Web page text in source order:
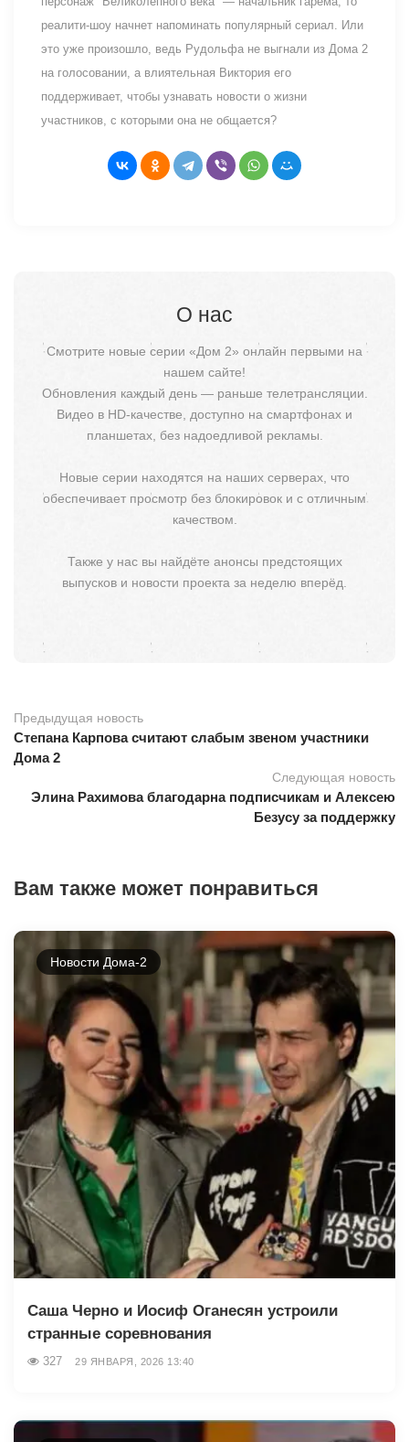
реалити-шоу начнет напоминать популярный сериал. Или
это уже произошло, ведь Рудольфа не выгнали из Дома 2
на голосовании, а влиятельная Виктория его
поддерживает, чтобы узнавать новости о жизни
участников, с которыми она не общается?
О нас
Смотрите новые серии «Дом 2» онлайн первыми на
нашем сайте!
Обновления каждый день — раньше телетрансляции.
Видео в HD-качестве, доступно на смартфонах и
планшетах, без надоедливой рекламы.
Новые серии находятся на наших серверах, что
обеспечивает просмотр без блокировок и с отличным
качеством.
Также у нас вы найдёте анонсы предстоящих
выпусков и новости проекта за неделю вперёд.
Предыдущая новость
Степана Карпова считают слабым звеном участники
Дома 2
Следующая новость
Элина Рахимова благодарна подписчикам и Алексею
Безусу за поддержку
Вам также может понравиться
Новости Дома-2
Саша Черно и Иосиф Оганесян устроили
странные соревнования
327 29 ЯНВАРЯ, 2026 13:40